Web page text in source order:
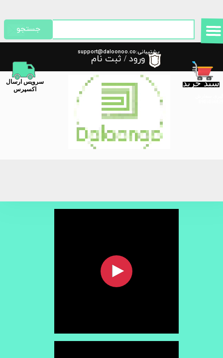
پشتیبانی:support@daloonoo.co
m
سبد خرید
​سرویس ارسال
اکسپرس
جستجو
ورود / ثبت نام
حساب کاربری من
تغییر گذر واژه
سفارشات
خروج از حساب کاربری